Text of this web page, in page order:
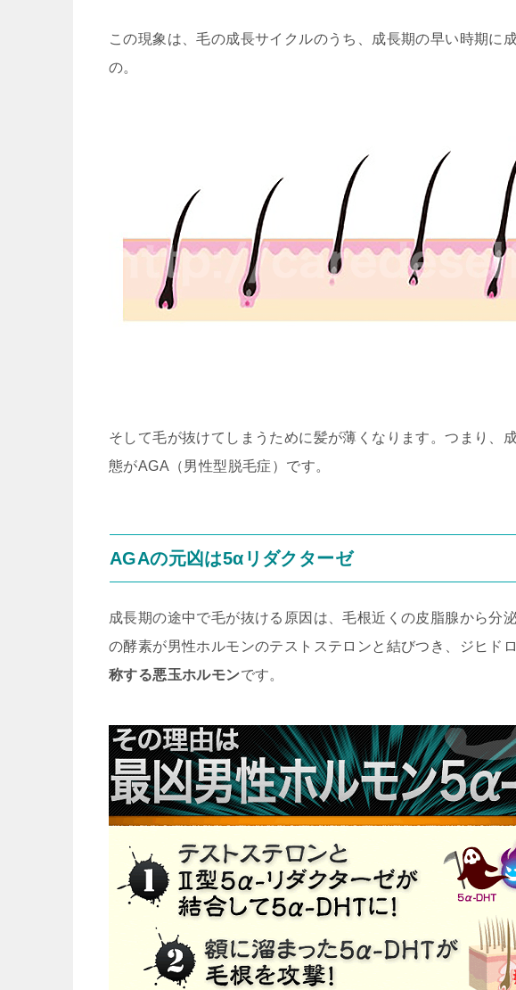
この現象は、毛の成長サイクルのうち、成長期の早い時期に
の。
そして毛が抜けてしまうために髪が薄くなります。つまり、
態がAGA（男性型脱毛症）です。
AGAの元凶は5αリダクターゼ
成長期の途中で毛が抜ける原因は、毛根近くの皮脂腺から分
の酵素が男性ホルモンのテストステロンと結びつき、ジヒド
称する悪玉ホルモンです。